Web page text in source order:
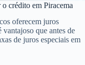
crédito em Piracema
oferecem juros
vantajoso que antes de
de juros especiais em